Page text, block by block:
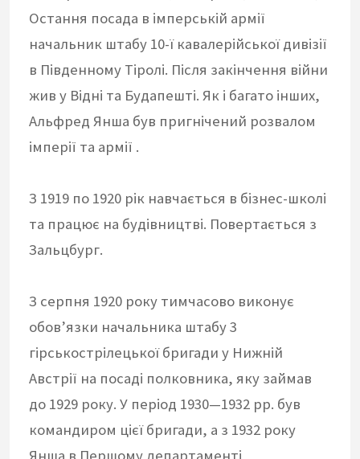
Остання посада в імперській армії
начальник штабу 10-ї кавалерійської дивізії
в Південному Тіролі. Після закінчення війни
жив у Відні та Будапешті. Як і багато інших,
Альфред Янша був пригнічений розвалом
імперії та армії .
З 1919 по 1920 рік навчається в бізнес-школі
та працює на будівництві. Повертається з
Зальцбург.
З серпня 1920 року тимчасово виконує
обов’язки начальника штабу 3
гірськострілецької бригади у Нижній
Австрії на посаді полковника, яку займав
до 1929 року. У період 1930—1932 рр. був
командиром цієї бригади, а з 1932 року